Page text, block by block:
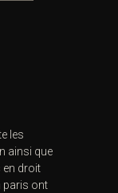
les
ainsi que
en droit
paris ont